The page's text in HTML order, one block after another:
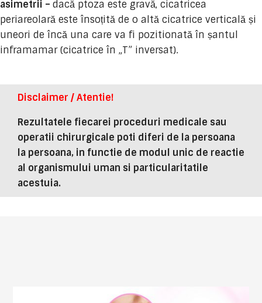
asimetrii – dacă ptoza este gravă, cicatricea
periareolară este însoțită de o altă cicatrice verticală și
uneori de încă una care va fi pozitionată în șantul
inframamar (cicatrice în „T” inversat).
Disclaimer / Atentie!
Rezultatele fiecarei proceduri medicale sau
operatii chirurgicale poti diferi de la persoana
la persoana, in functie de modul unic de reactie
al organismului uman si particularitatile
acestuia.